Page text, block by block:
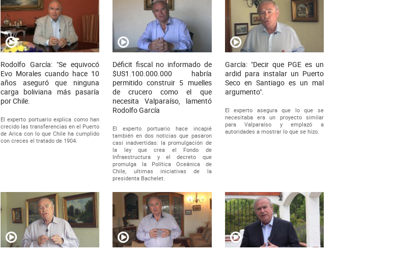
Rodolfo García: "Se equivocó
Evo Morales cuando hace 10
años aseguró que ninguna
carga boliviana más pasaría
por Chile.
El experto portuario explica como han
crecido las transferencias en el Puerto
de Arica con lo que Chile ha cumplido
con creces el tratado de 1904.
Déficit fiscal no informado de
$US1.100.000.000 habría
permitido construir 5 muelles
de crucero como el que
necesita Valparaíso, lamentó
Rodolfo García
El experto portuario hace incapié
también en dos noticias que pasaron
casi inadvertidas: la promulgación de
la ley que crea el Fondo de
Infraestructura y el decreto que
promulga la Política Oceánica de
Chile, ultimas iniciativas de la
presidenta Bachelet.
García: "Decir que PGE es un
ardid para instalar un Puerto
Seco en Santiago es un mal
argumento".
El experto asegura que lo que se
necesitaba era un proyecto similar
para Valparaíso y emplazó a
autoridades a mostrar lo que se hizo.